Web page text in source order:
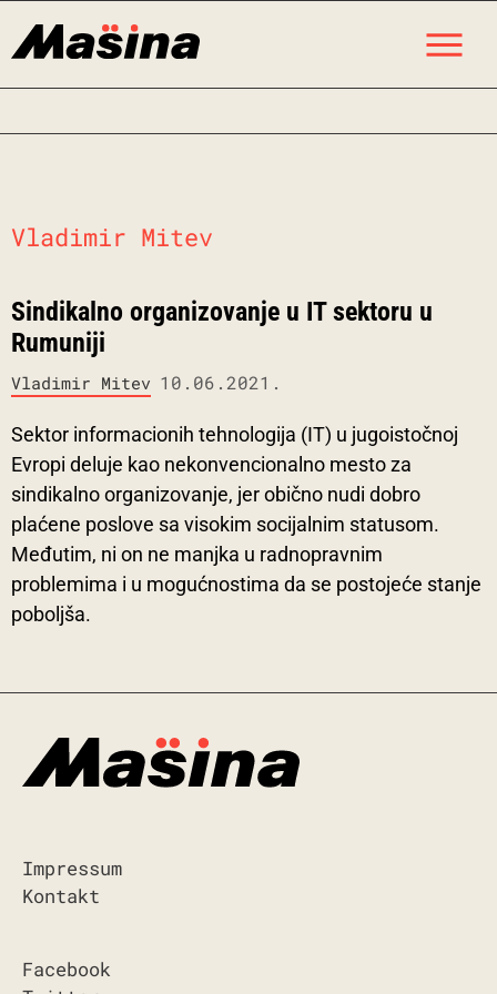
Vladimir Mitev
Sindikalno organizovanje u IT sektoru u
Rumuniji
Vladimir Mitev 10.06.2021.
Sektor informacionih tehnologija (IT) u jugoistočnoj
Evropi deluje kao nekonvencionalno mesto za
sindikalno organizovanje, jer obično nudi dobro
plaćene poslove sa visokim socijalnim statusom.
Međutim, ni on ne manjka u radnopravnim
problemima i u mogućnostima da se postojeće stanje
poboljša.
Impressum
Kontakt
Facebook